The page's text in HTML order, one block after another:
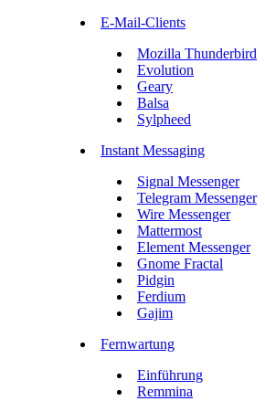
E-Mail-Clients
Mozilla Thunderbird
Evolution
Geary
Balsa
Sylpheed
Instant Messaging
Signal Messenger
Telegram Messenger
Wire Messenger
Mattermost
Element Messenger
Gnome Fractal
Pidgin
Ferdium
Gajim
Fernwartung
Einführung
Remmina